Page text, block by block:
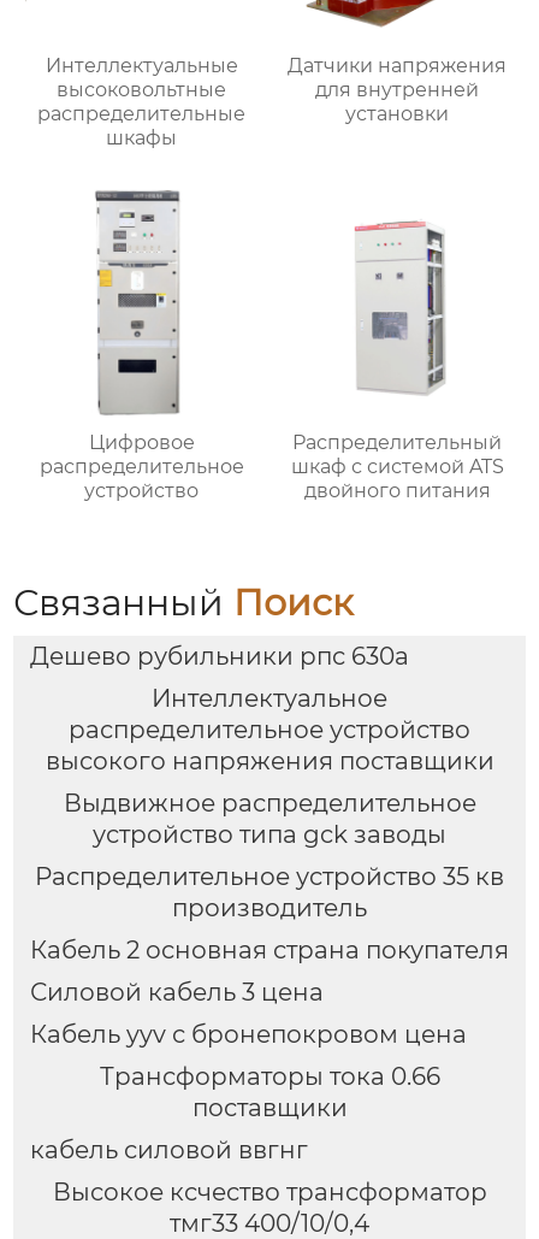
Интеллектуальные
высоковольтные
распределительные
шкафы
Датчики напряжения
для внутренней
установки
Цифровое
распределительное
устройство
Распределительный
шкаф с системой ATS
двойного питания
Связанный Поиск
Дешево рубильники рпс 630а
Интеллектуальное
распределительное устройство
высокого напряжения поставщики
Выдвижное распределительное
устройство типа gck заводы
Распределительное устройство 35 кв
производитель
Кабель 2 основная страна покупателя
Силовой кабель 3 цена
Кабель yyv с бронепокровом цена
Трансформаторы тока 0.66
поставщики
кабель силовой ввгнг
Высокое ксчество трансформатор
тмг33 400/10/0,4